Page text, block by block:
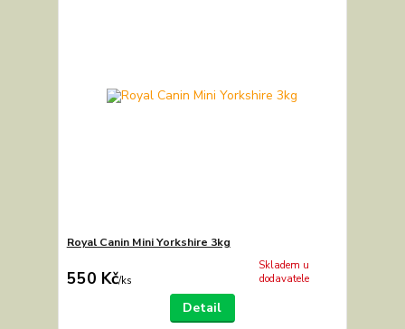
Royal Canin Mini Yorkshire 3kg
550 Kč/ks
Skladem u
dodavatele
Detail